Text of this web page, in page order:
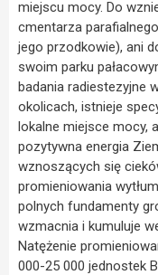
miejscu mocy. Do
cmentarza
jego przodkowie), ani
swoim parku
badania radiestezyjne
okolicach, istnieje
lokalne miejsce mocy,
pozytywna energia
wznoszących się
promieniowania
polnych fundamenty
wzmacnia i kumuluje
Natężenie
000-25 000 jednostek